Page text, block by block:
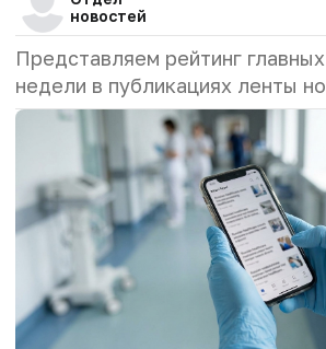
новостей
Представляем рейтинг
недели в публикациях ленты